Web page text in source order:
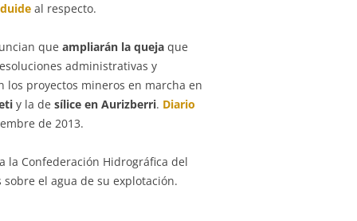
al respecto.
queampliarán la queja que
administrativas y
proyectos mineros en marcha en
y la desílice en Aurizberri. Diario
de 2013.
la Confederación Hidrográfica del
el agua de su explotación.